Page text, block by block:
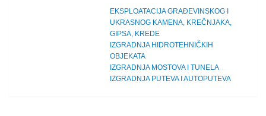
EKSPLOATACIJA GRAĐEVINSKOG I
UKRASNOG KAMENA, KREČNJAKA,
GIPSA, KREDE
IZGRADNJA HIDROTEHNIČKIH
OBJEKATA
IZGRADNJA MOSTOVA I TUNELA
IZGRADNJA PUTEVA I AUTOPUTEVA